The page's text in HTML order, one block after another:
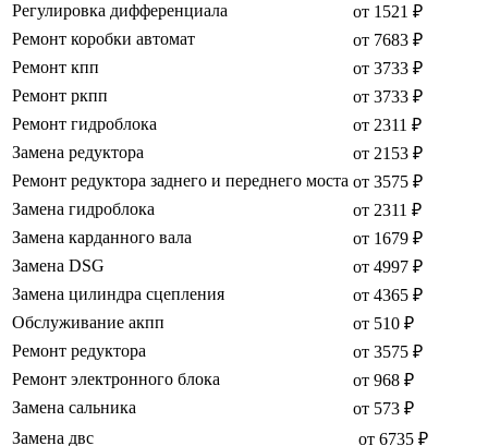
Регулировка дифференциала
от 1521 ₽
Ремонт коробки автомат
от 7683 ₽
Ремонт кпп
от 3733 ₽
Ремонт ркпп
от 3733 ₽
Ремонт гидроблока
от 2311 ₽
Замена редуктора
от 2153 ₽
Ремонт редуктора заднего и переднего моста от 3575 ₽
Замена гидроблока
от 2311 ₽
Замена карданного вала
от 1679 ₽
Замена DSG
от 4997 ₽
Замена цилиндра сцепления
от 4365 ₽
Обслуживание акпп
от 510 ₽
Ремонт редуктора
от 3575 ₽
Ремонт электронного блока
от 968 ₽
Замена сальника
от 573 ₽
Замена двс
от 6735 ₽